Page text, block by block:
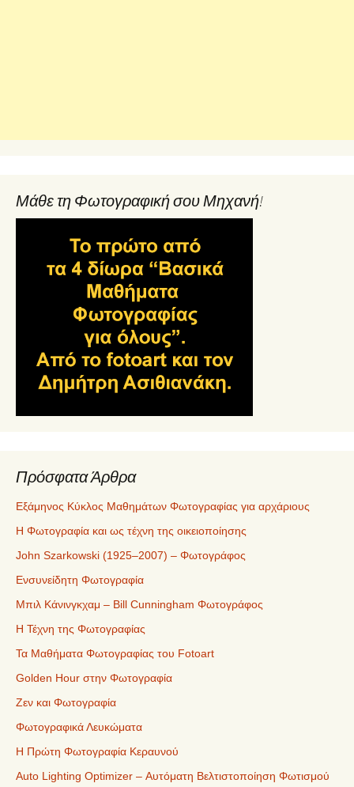
Μάθε τη Φωτογραφική σου Μηχανή!
Πρόσφατα Άρθρα
Εξάμηνος Κύκλος Μαθημάτων Φωτογραφίας για αρχάριους
Η Φωτογραφία και ως τέχνη της οικειοποίησης
John Szarkowski (1925–2007) – Φωτογράφος
Ενσυνείδητη Φωτογραφία
Μπιλ Κάνινγκχαμ – Bill Cunningham Φωτογράφος
Η Τέχνη της Φωτογραφίας
Τα Μαθήματα Φωτογραφίας του Fotoart
Golden Hour στην Φωτογραφία
Ζεν και Φωτογραφία
Φωτογραφικά Λευκώματα
Η Πρώτη Φωτογραφία Κεραυνού
Auto Lighting Optimizer – Αυτόματη Βελτιστοποίηση Φωτισμού